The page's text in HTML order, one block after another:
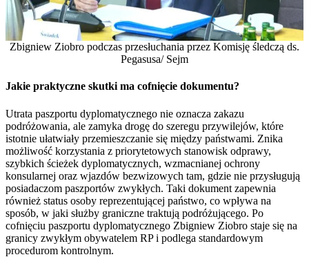
Zbigniew Ziobro podczas przesłuchania przez Komisję śledczą ds.
Pegasusa/ Sejm
Jakie praktyczne skutki ma cofnięcie dokumentu?
Utrata paszportu dyplomatycznego nie oznacza zakazu
podróżowania, ale zamyka drogę do szeregu przywilejów, które
istotnie ułatwiały przemieszczanie się między państwami. Znika
możliwość korzystania z priorytetowych stanowisk odprawy,
szybkich ścieżek dyplomatycznych, wzmacnianej ochrony
konsularnej oraz wjazdów bezwizowych tam, gdzie nie przysługują
posiadaczom paszportów zwykłych. Taki dokument zapewnia
również status osoby reprezentującej państwo, co wpływa na
sposób, w jaki służby graniczne traktują podróżującego. Po
cofnięciu paszportu dyplomatycznego Zbigniew Ziobro staje się na
granicy zwykłym obywatelem RP i podlega standardowym
procedurom kontrolnym.